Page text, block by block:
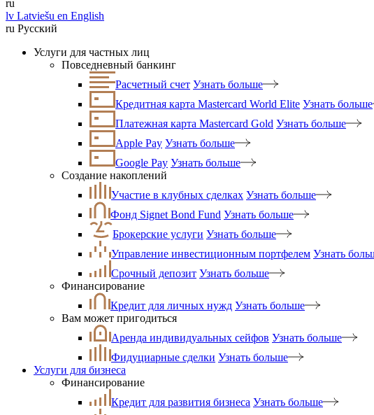
ru
lv Latviešu en English
ru Русский
Услуги для частных лиц
Повседневный банкинг
Расчетный счет Узнать больше
Кредитная карта Mastercard World Elite Узнать больше
Платежная карта Mastercard Gold Узнать больше
Apple Pay Узнать больше
Google Pay Узнать больше
Создание накоплений
Участие в клубных сделках Узнать больше
Фонд Signet Bond Fund Узнать больше
Брокерские услуги Узнать больше
Управление инвестиционным портфелем Узнать
Срочный депозит Узнать больше
Финансирование
Кредит для личных нужд Узнать больше
Вам может пригодиться
Аренда индивидуальных сейфов Узнать больше
Фидуциарные сделки Узнать больше
Услуги для бизнеса
Финансирование
Кредит для развития бизнеса Узнать больше